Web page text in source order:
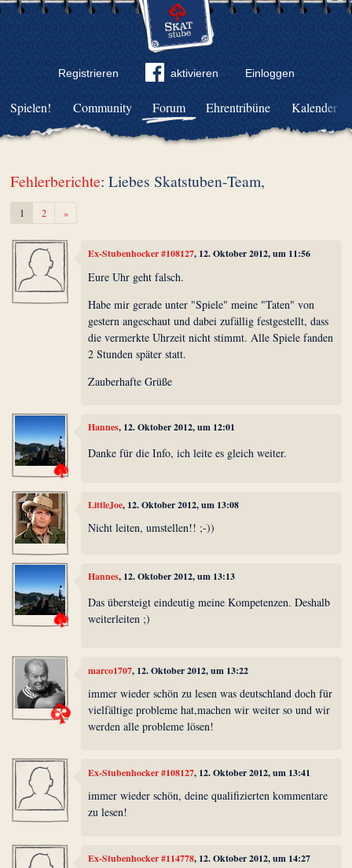
Registrieren aktivieren Einloggen
Community Forum Ehrentribüne Kalender
Spielen!
Fehlerberichte: Liebes Skatstuben-Team,
1 2 »Weiter
Ex-Stubenhocker #108127, 12. Oktober 2012, um 11:56
Eure Uhr geht falsch.
Habe mir gerade unter "Spiele" meine "Taten" von
gestern angeschaut und dabei zufällig festgestellt, dass
die vermerkte Uhrzeit nicht stimmt. Alle Spiele fanden
2 Stunden später statt.
Zauberhafte Grüße
Hannes, 12. Oktober 2012, um 12:01
Danke für die Info, ich leite es gleich weiter.
LittleJoe, 12. Oktober 2012, um 13:08
Nicht leiten, umstellen!! ;-))
Hannes, 12. Oktober 2012, um 13:13
Das übersteigt eindeutig meine Kompetenzen. Deshalb
weiterleiten ;)
marco1707, 12. Oktober 2012, um 13:22
immer wieder schön zu lesen was deutschland doch für
vielfältige probleme hat,machen wir weiter so und wir
werden alle probleme lösen!
Ex-Stubenhocker #108127, 12. Oktober 2012, um 13:41
immer wieder schön, deine qualifizierten kommentare
zu lesen!
Ex-Stubenhocker #114778, 12. Oktober 2012, um 14:27